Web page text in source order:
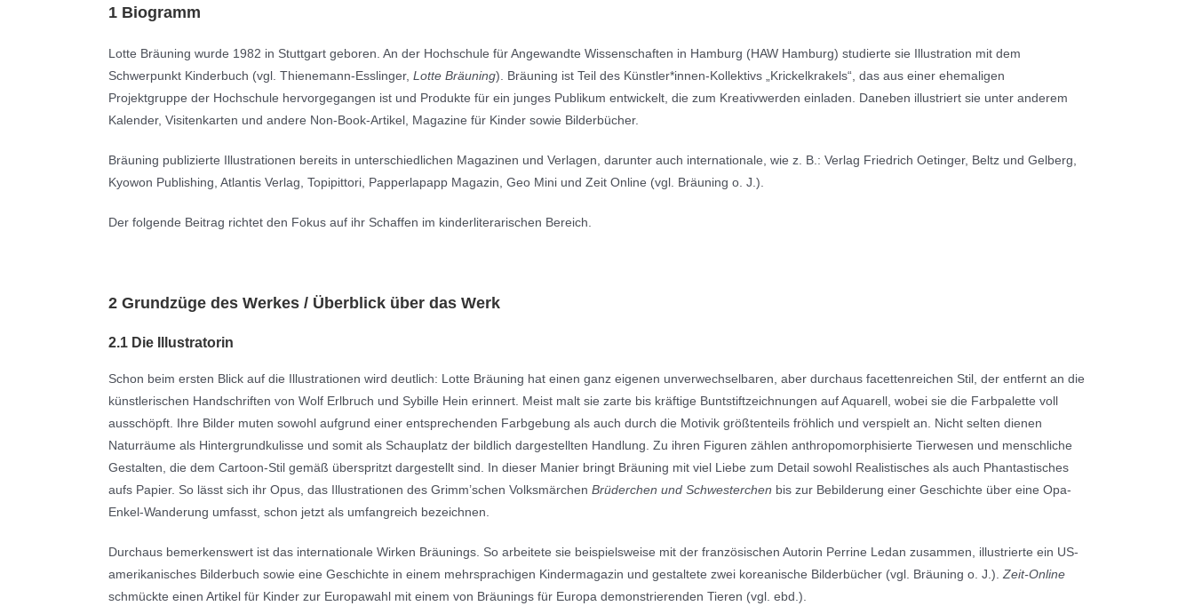
1 Biogramm
Lotte Bräuning wurde 1982 in Stuttgart geboren. An der Hochschule für Angewandte Wissenschaften in Hamburg (HAW Hamburg) studierte sie Illustration mit dem
Schwerpunkt Kinderbuch (vgl. Thienemann-Esslinger, Lotte Bräuning). Bräuning ist Teil des Künstler*innen-Kollektivs „Krickelkrakels“, das aus einer ehemaligen
Projektgruppe der Hochschule hervorgegangen ist und Produkte für ein junges Publikum entwickelt, die zum Kreativwerden einladen. Daneben illustriert sie unter anderem
Kalender, Visitenkarten und andere Non-Book-Artikel, Magazine für Kinder sowie Bilderbücher.
Bräuning publizierte Illustrationen bereits in unterschiedlichen Magazinen und Verlagen, darunter auch internationale, wie z. B.: Verlag Friedrich Oetinger, Beltz und Gelberg,
Kyowon Publishing, Atlantis Verlag, Topipittori, Papperlapapp Magazin, Geo Mini und Zeit Online (vgl. Bräuning o. J.).
Der folgende Beitrag richtet den Fokus auf ihr Schaffen im kinderliterarischen Bereich.
2 Grundzüge des Werkes / Überblick über das Werk
2.1 Die Illustratorin
Schon beim ersten Blick auf die Illustrationen wird deutlich: Lotte Bräuning hat einen ganz eigenen unverwechselbaren, aber durchaus facettenreichen Stil, der entfernt an die
künstlerischen Handschriften von Wolf Erlbruch und Sybille Hein erinnert. Meist malt sie zarte bis kräftige Buntstiftzeichnungen auf Aquarell, wobei sie die Farbpalette voll
ausschöpft. Ihre Bilder muten sowohl aufgrund einer entsprechenden Farbgebung als auch durch die Motivik größtenteils fröhlich und verspielt an. Nicht selten dienen
Naturräume als Hintergrundkulisse und somit als Schauplatz der bildlich dargestellten Handlung. Zu ihren Figuren zählen anthropomorphisierte Tierwesen und menschliche
Gestalten, die dem Cartoon-Stil gemäß überspritzt dargestellt sind. In dieser Manier bringt Bräuning mit viel Liebe zum Detail sowohl Realistisches als auch Phantastisches
aufs Papier. So lässt sich ihr Opus, das Illustrationen des Grimm’schen Volksmärchen Brüderchen und Schwesterchen bis zur Bebilderung einer Geschichte über eine Opa-
Enkel-Wanderung umfasst, schon jetzt als umfangreich bezeichnen.
Durchaus bemerkenswert ist das internationale Wirken Bräunings. So arbeitete sie beispielsweise mit der französischen Autorin Perrine Ledan zusammen, illustrierte ein US-
amerikanisches Bilderbuch sowie eine Geschichte in einem mehrsprachigen Kindermagazin und gestaltete zwei koreanische Bilderbücher (vgl. Bräuning o. J.).Zeit-Online
schmückte einen Artikel für Kinder zur Europawahl mit einem von Bräunings für Europa demonstrierenden Tieren (vgl. ebd.).